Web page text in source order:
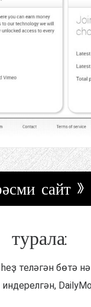
сайт »
турала:
теләгән бөтә